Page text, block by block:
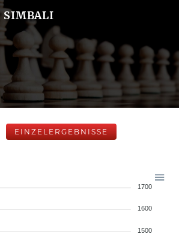
SIMBALI
EINZELERGEBNISSE
1700
1600
1500